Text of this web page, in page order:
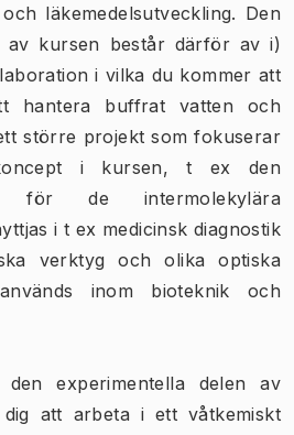
läkemedelsutveckling. Den
av kursen består därför av i)
i vilka du kommer att
hantera buffrat vatten och
större projekt som fokuserar
i kursen, t ex den
för de intermolekylära
i t ex medicinsk diagnostik
verktyg och olika optiska
inom bioteknik och
experimentella delen av
att arbeta i ett våtkemiskt